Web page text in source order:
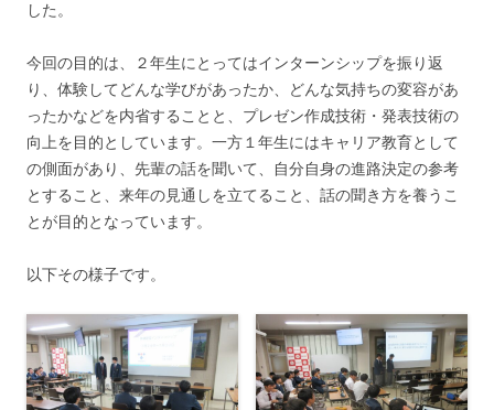
した。
今回の目的は、２年生にとってはインターンシップを振り返
り、体験してどんな学びがあったか、どんな気持ちの変容があ
ったかなどを内省することと、プレゼン作成技術・発表技術の
向上を目的としています。一方１年生にはキャリア教育として
の側面があり、先輩の話を聞いて、自分自身の進路決定の参考
とすること、来年の見通しを立てること、話の聞き方を養うこ
とが目的となっています。
以下その様子です。